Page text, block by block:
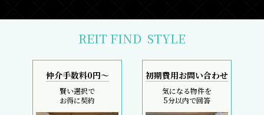
REIT FIND STYLE
仲介手数料0円～
賢い選択で
お得に契約
初期費用お問い合わせ
気になる物件を
5分以内で回答